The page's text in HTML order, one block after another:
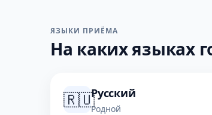
ЯЗЫКИ ПРИЁМА
На каких языках
🇷🇺Русский
Родной